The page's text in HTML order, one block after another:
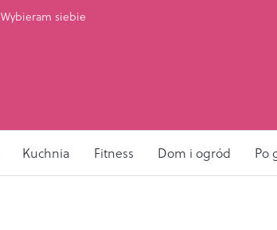
Wybieram siebie
Kuchnia Fitness Dom i ogród Po